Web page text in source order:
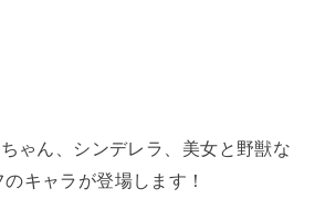
ゃん、シンデレラ、美女と野獣な
キャラが登場します！